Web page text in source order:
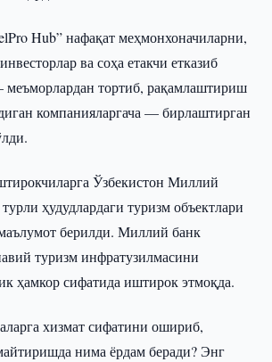
Hub” нафақат меҳмонхоначиларни,
ва соҳа етакчи етказиб
тортиб, рақамлаштириш
компанияларгача — бирлаштирган
Ўзбекистон Миллий
ҳудудлардаги туризм объектлари
берилди. Миллий банк
туризм инфратузилмасини
ҳамкор сифатида иштирок этмоқда.
хизмат сифатини ошириб,
нима ёрдам беради? Энг